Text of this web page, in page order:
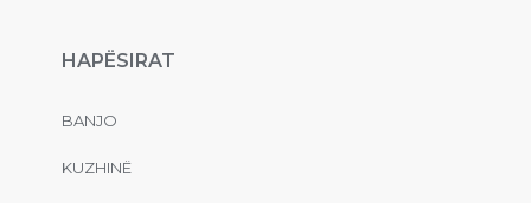
HAPËSIRAT
BANJO
KUZHINË